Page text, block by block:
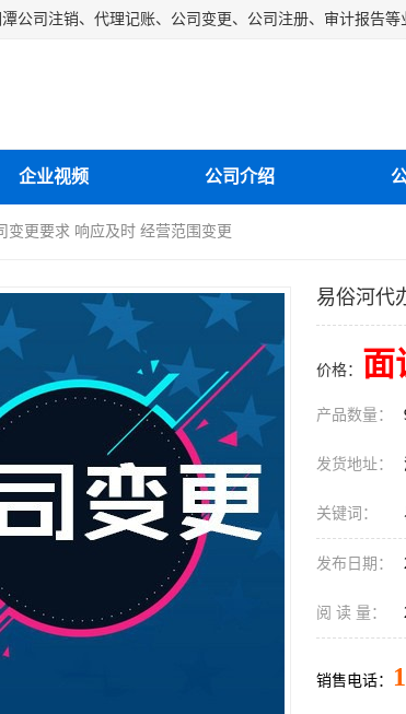
企业视频 公司介绍
变更要求 响应及时 经营范围变更
易俗河代
价格： 面
产品数量：
发货地址：
关键词：
发布日期：
阅 读 量：
销售电话：